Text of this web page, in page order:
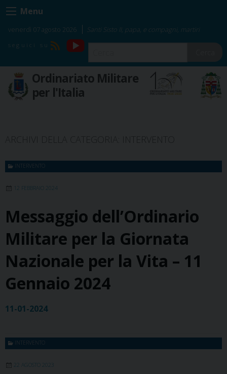
Skip
to
content
Menu
venerdì 07 agosto 2026 Santi Sisto II, papa, e compagni, martiri
RSS
YouTube
Ordinariato Militare
per l'Italia
INTERVENTO
12 FEBBRAIO 2024
Messaggio dell’Ordinario
Militare per la Giornata
Nazionale per la Vita – 11
Gennaio 2024
11-01-2024
INTERVENTO
22 AGOSTO 2023